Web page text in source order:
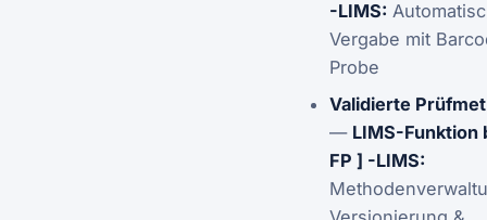
-LIMS:
Vergabe mit
Probe
Validierte
— LIMS-Funktion
FP ] -LIMS: